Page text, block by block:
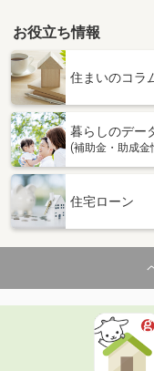
お役立ち情報
住まいのコラ
暮らしのデー
(補助金・助成金
住宅ローン